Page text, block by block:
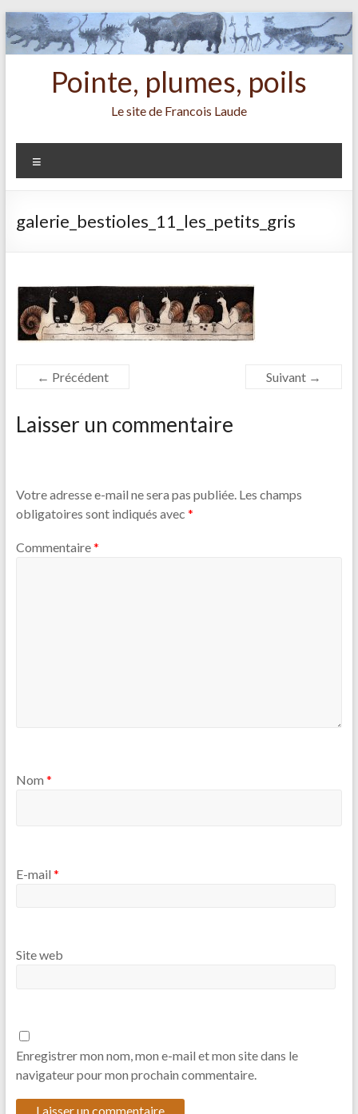
Aller
au
contenu
Pointe, plumes, poils
Le site de Francois Laude
galerie_bestioles_11_les_petits_gris
← Précédent Suivant →
Laisser un commentaire
Votre adresse e-mail ne sera pas publiée. Les champs
obligatoires sont indiqués avec *
Commentaire*
Nom *
E-mail *
Site web
Enregistrer mon nom, mon e-mail et mon site dans le
navigateur pour mon prochain commentaire.